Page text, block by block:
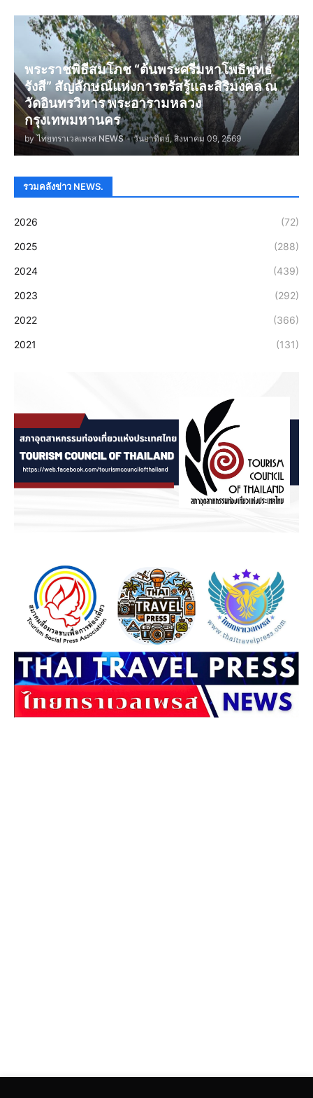
พระราชพิธีสมโภช “ต้นพระศรีมหาโพธิพุทธ
รังสี” สัญลักษณ์แห่งการตรัสรู้และสิริมงคล ณ
วัดอินทรวิหาร พระอารามหลวง
กรุงเทพมหานคร
by ไทยทราเวลเพรส NEWS - วันอาทิตย์, สิงหาคม 09, 2569
รวมคลังข่าว NEWS.
2026 (72)
2025 (288)
2024 (439)
2023 (292)
2022 (366)
2021 (131)